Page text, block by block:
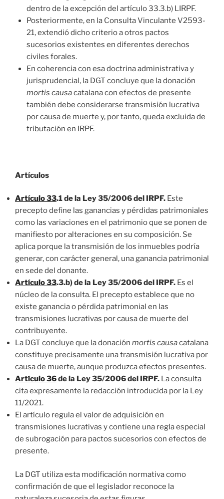
dentro de la excepción del artículo 33.3.b) LIRPF.
Posteriormente, en la Consulta Vinculante V2593-
21, extendió dicho criterio a otros pactos
sucesorios existentes en diferentes derechos
civiles forales.
En coherencia con esa doctrina administrativa y
jurisprudencial, la DGT concluye que la donación
mortis causacatalana con efectos de presente
también debe considerarse transmisión lucrativa
por causa de muerte y, por tanto, queda excluida de
tributación en IRPF.
Artículos
Artículo 33.1 de la Ley 35/2006 del IRPF. Este
precepto define las ganancias y pérdidas patrimoniales
como las variaciones en el patrimonio que se ponen de
manifiesto por alteraciones en su composición. Se
aplica porque la transmisión de los inmuebles podría
generar, con carácter general, una ganancia patrimonial
en sede del donante.
Artículo 33.3.b) de la Ley 35/2006 del IRPF. Es el
núcleo de la consulta. El precepto establece que no
existe ganancia o pérdida patrimonial en las
transmisiones lucrativas por causa de muerte del
contribuyente.
La DGT concluye que la donación mortis causacatalana
constituye precisamente una transmisión lucrativa por
causa de muerte, aunque produzca efectos presentes.
Artículo 36de la Ley 35/2006 del IRPF. La consulta
cita expresamente la redacción introducida por la Ley
11/2021.
El artículo regula el valor de adquisición en
transmisiones lucrativas y contiene una regla especial
de subrogación para pactos sucesorios con efectos de
presente.
La DGT utiliza esta modificación normativa como
confirmación de que el legislador reconoce la